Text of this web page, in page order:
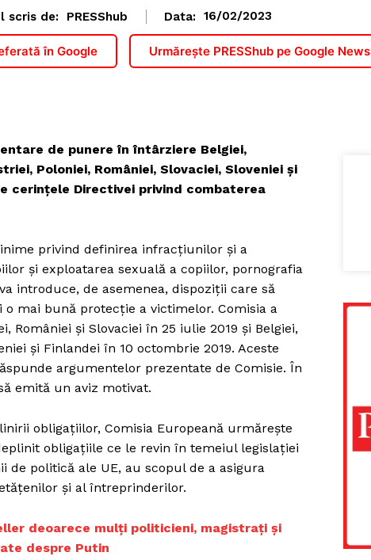
scris de: PRESShub Data: 16/02/2023
în Google Urmărește PRESShub pe Google News
de punere în întârziere Belgiei,
Poloniei, României, Slovaciei, Sloveniei și
cerințele Directivei privind combaterea
privind definirea infracțiunilor și a
și exploatarea sexuală a copiilor, pornografia
introduce, de asemenea, dispoziții care să
mai bună protecție a victimelor. Comisia a
și Slovaciei în 25 iulie 2019 și Belgiei,
și Finlandei în 10 octombrie 2019. Aceste
argumentelor prezentate de Comisie. În
emită un aviz motivat.
obligațiilor, Comisia Europeană urmărește
obligațiile ce le revin în temeiul legislației
de politică ale UE, au scopul de a asigura
și al întreprinderilor.
deoarece mulți politicieni, magistrați și
despre Putin